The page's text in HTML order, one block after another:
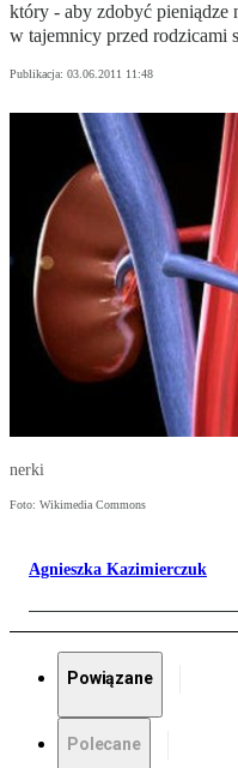
który - aby zdobyć pieniądze
w tajemnicy przed rodzicami
Publikacja: 03.06.2011 11:48
nerki
Foto: Wikimedia Commons
Agnieszka Kazimierczuk
Powiązane
Polecane